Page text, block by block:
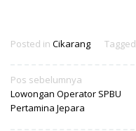
Posted in Cikarang Tagged
Navigasi
pos
Pos sebelumnya
Lowongan Operator SPBU
Pertamina Jepara